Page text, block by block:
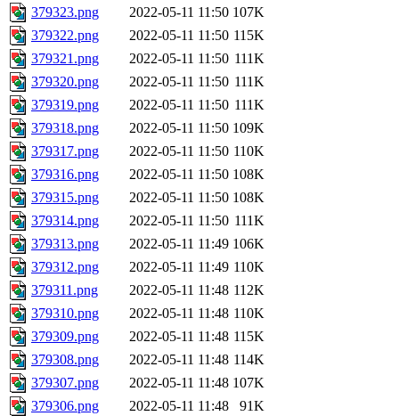
379323.png
2022-05-11 11:50 107K
379322.png
2022-05-11 11:50 115K
379321.png
2022-05-11 11:50 111K
379320.png
2022-05-11 11:50 111K
379319.png
2022-05-11 11:50 111K
379318.png
2022-05-11 11:50 109K
379317.png
2022-05-11 11:50 110K
379316.png
2022-05-11 11:50 108K
379315.png
2022-05-11 11:50 108K
379314.png
2022-05-11 11:50 111K
379313.png
2022-05-11 11:49 106K
379312.png
2022-05-11 11:49 110K
379311.png
2022-05-11 11:48 112K
379310.png
2022-05-11 11:48 110K
379309.png
2022-05-11 11:48 115K
379308.png
2022-05-11 11:48 114K
379307.png
2022-05-11 11:48 107K
379306.png
2022-05-11 11:48
91K